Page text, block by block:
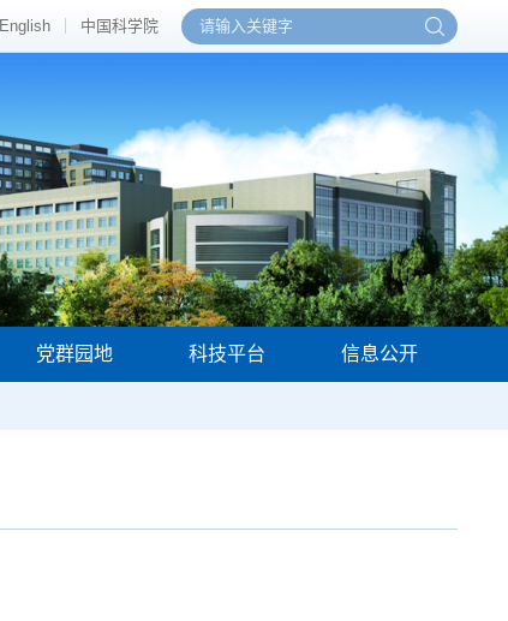
English 中国科学院
党群园地 科技平台 信息公开